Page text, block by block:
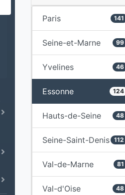
Paris 141
Seine-et-Marne 99
Yvelines 46
Essonne 124
Hauts-de-Seine 48
Seine-Saint-Denis 112
Val-de-Marne 81
Val-d'Oise 48